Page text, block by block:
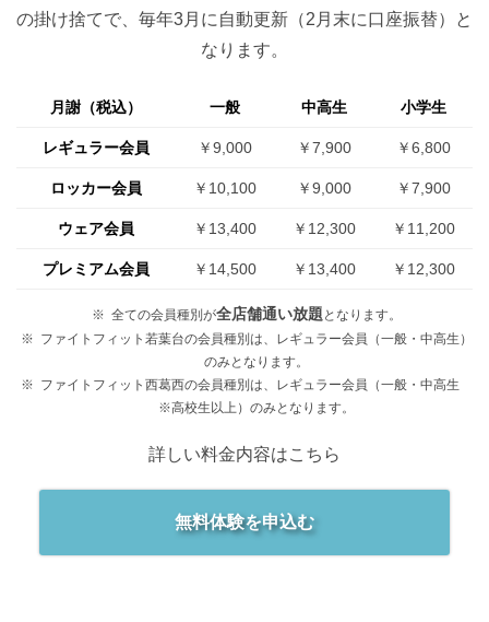
の掛け捨てで、毎年3月に自動更新（2月末に口座振替）と
なります。
月謝（税込） 一般 中高生 小学生
レギュラー会員 ￥9,000 ￥7,900 ￥6,800
ロッカー会員 ￥10,100 ￥9,000 ￥7,900
ウェア会員 ￥13,400 ￥12,300 ￥11,200
プレミアム会員 ￥14,500 ￥13,400 ￥12,300
全ての会員種別が全店舗通い放題 となります。
ファイトフィット若葉台の会員種別は、レギュラー会員（一般・中高生）
のみとなります。
ファイトフィット西葛西の会員種別は、レギュラー会員（一般・中高生
※高校生以上）のみとなります。
詳しい料金内容はこちら
無料体験を申込む